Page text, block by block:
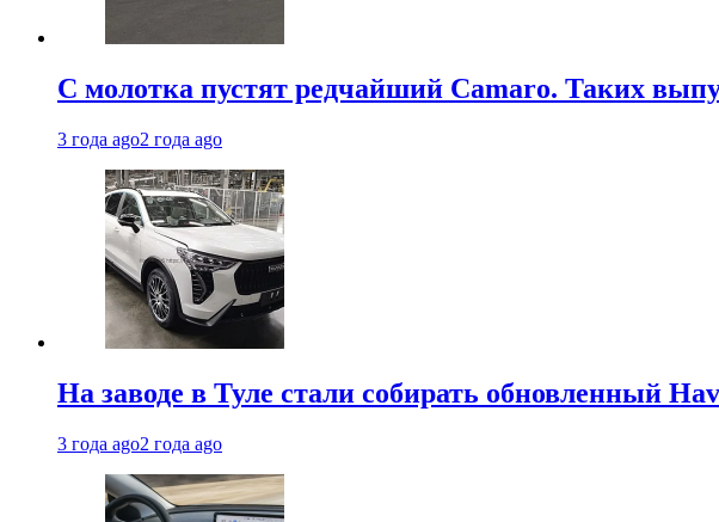
С молотка пустят редчайший Camaro. Таких
3 года ago2 года ago
На заводе в Туле стали собирать обновленный
3 года ago2 года ago